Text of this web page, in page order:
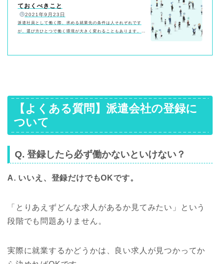
ておくべきこと
2021年9月23日
派遣社員として働く際、求める就業先の条件は人それぞれです
が、選び方ひとつで働く環境が大きく変わることもあります。仕
てお世話になった派遣先は、あまり良いところではなかったと思
【よくある質問】派遣会社の登録に
ついて
Q. 登録したら必ず働かないといけない？
A. いいえ、登録だけでもOKです。
「とりあえずどんな求人があるか見てみたい」という
段階でも問題ありません。
実際に就業するかどうかは、良い求人が見つかってか